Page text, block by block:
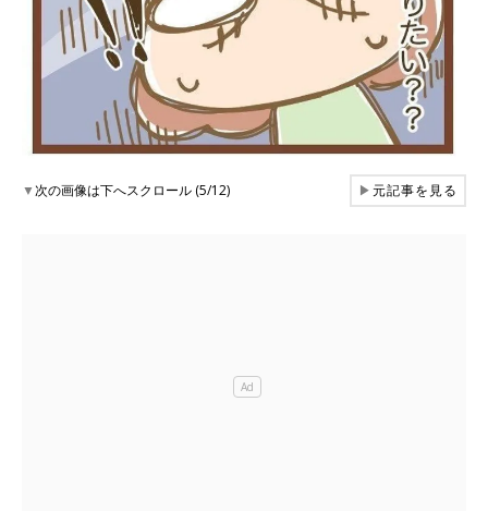
▼次の画像は下へスクロール (5/12) ▶元記事を見る